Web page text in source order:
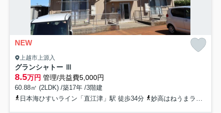
NEW
上越市上源入
グランシャトー Ⅲ
8.5万円 管理/共益費5,000円
60.88㎡ (2LDK) /築17年 /3階建
日本海ひすいライン「直江津」駅 徒歩34分
妙高はねうまライン「直江津」駅 徒歩34分